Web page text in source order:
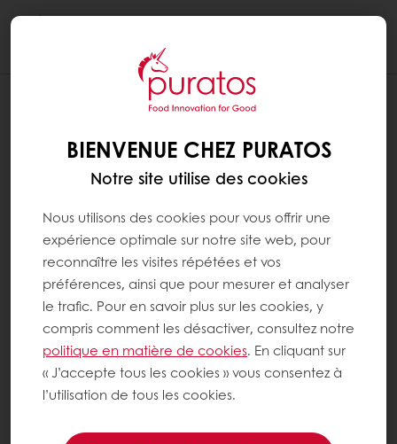
BIENVENUE CHEZ PURATOS
Notre site utilise des cookies
Nous utilisons des cookies pour vous offrir une
expérience optimale sur notre site web, pour
reconnaître les visites répétées et vos
préférences, ainsi que pour mesurer et analyser
le trafic. Pour en savoir plus sur les cookies, y
compris comment les désactiver, consultez notre
politique en matière de cookies. En cliquant sur
« J’accepte tous les cookies » vous consentez à
l’utilisation de tous les cookies.